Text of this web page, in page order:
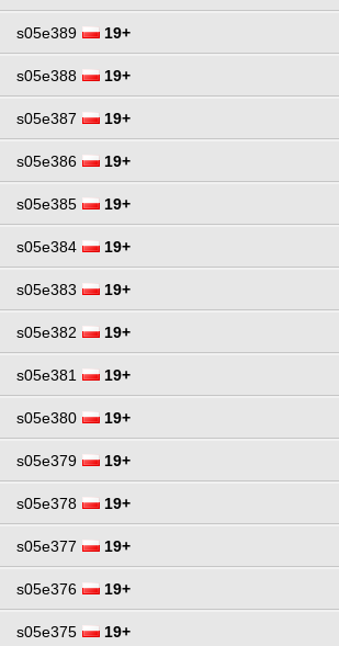
s05e389 19+
s05e388 19+
s05e387 19+
s05e386 19+
s05e385 19+
s05e384 19+
s05e383 19+
s05e382 19+
s05e381 19+
s05e380 19+
s05e379 19+
s05e378 19+
s05e377 19+
s05e376 19+
s05e375 19+